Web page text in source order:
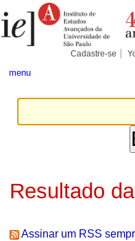
para
conteúdo.
Pessoais
Cadastre-se
menu
Resultado
Assinar um RSS